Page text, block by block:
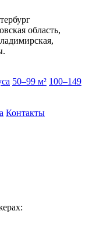
область,
50–99 м² 100–149
Контакты